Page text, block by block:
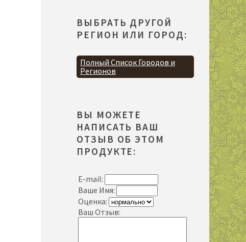
ВЫБРАТЬ ДРУГОЙ
РЕГИОН ИЛИ ГОРОД:
Полный Список Городов и
Регионов
ВЫ МОЖЕТЕ
НАПИСАТЬ ВАШ
ОТЗЫВ ОБ ЭТОМ
ПРОДУКТЕ:
E-mail:
Ваше Имя:
Оценка:
Ваш Отзыв: